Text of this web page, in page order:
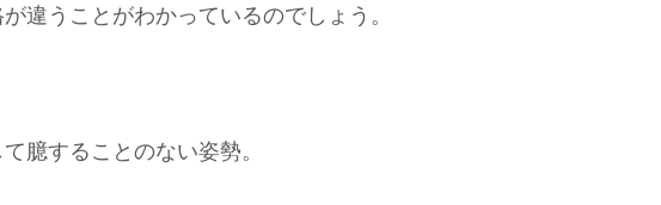
違うことがわかっているのでしょう。
臆することのない姿勢。